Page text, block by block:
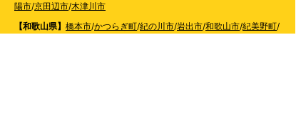
陽市/京田辺市/木津川市
【和歌山県】 橋本市/かつらぎ町/紀の川市/岩出市/和歌山市/紀美野町/